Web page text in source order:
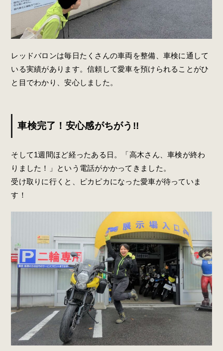
レッドバロンは毎日たくさんの車両を整備、車検に通して
いる実績があります。信頼して愛車を預けられることがひ
と目でわかり、安心しました。
車検完了！安心感がちがう!!
そして1週間ほど経ったある日。「高木さん、車検が終わ
りました！」という電話がかかってきました。
受け取りに行くと、ピカピカになった愛車が待っていま
す！